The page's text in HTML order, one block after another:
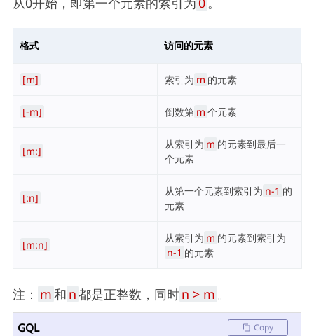
格式 访问的元素
[m] 索引为 m 的元素
[-m] 倒数第 m 个元素
[m:]
从索引为 m 的元素到最后一
个元素
[:n]
从第一个元素到索引为 n-1 的
元素
[m:n]
从索引为 m 的元素到索引为
n-1 的元素
注： m和 n都是正整数，同时n > m 。
GQL Copy